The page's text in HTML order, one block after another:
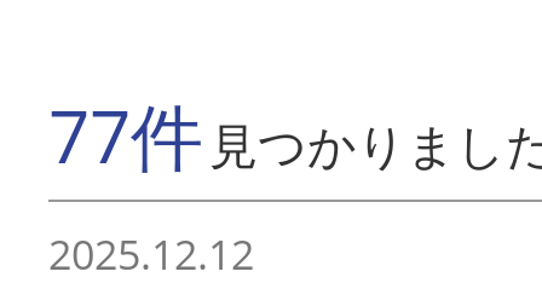
77件 見つかりまし
2025.12.12